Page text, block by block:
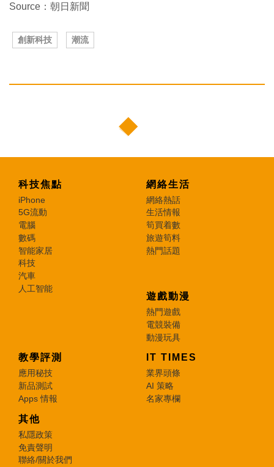
Source：朝日新聞
創新科技 潮流
科技焦點
iPhone
5G流動
電腦
數碼
智能家居
科技
汽車
人工智能
網絡生活
網絡熱話
生活情報
筍買着數
旅遊筍料
熱門話題
遊戲動漫
熱門遊戲
電競裝備
動漫玩具
教學評測
應用秘技
新品測試
Apps 情報
IT TIMES
業界頭條
AI 策略
名家專欄
其他
私隱政策
免責聲明
聯絡/關於我們